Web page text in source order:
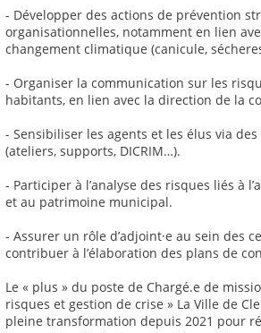
- Développer des actions de prévention
organisationnelles, notamment en lien
changement climatique (canicule,
- Organiser la communication sur les
habitants, en lien avec la direction de la
- Sensibiliser les agents et les élus via
(ateliers, supports, DICRIM…).
- Participer à l’analyse des risques liés à
et au patrimoine municipal.
- Assurer un rôle d’adjoint·e au sein des
contribuer à l’élaboration des plans de
Le « plus » du poste de Chargé.e de
risques et gestion de crise » La Ville de
pleine transformation depuis 2021 pour